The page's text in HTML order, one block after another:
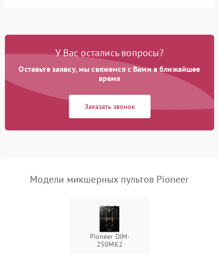
питания
Повреждение проводов 500 ₽
защиты от перегрузок
Подробнее →
Поломка системы
отключения
1000 ₽
У Вас остались вопросы?
Оставьте заявку, мы свяжемся с Вами в ближайшее
время
Заказать звонок
Модели микшерных пультов Pioneer
Pioneer DJM-
250MK2